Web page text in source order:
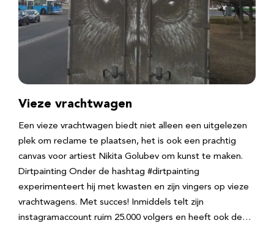
Vieze vrachtwagen
Een vieze vrachtwagen biedt niet alleen een uitgelezen
plek om reclame te plaatsen, het is ook een prachtig
canvas voor artiest Nikita Golubev om kunst te maken.
Dirtpainting Onder de hashtag #dirtpainting
experimenteert hij met kwasten en zijn vingers op vieze
vrachtwagens. Met succes! Inmiddels telt zijn
instagramaccount ruim 25.000 volgers en heeft ook de…